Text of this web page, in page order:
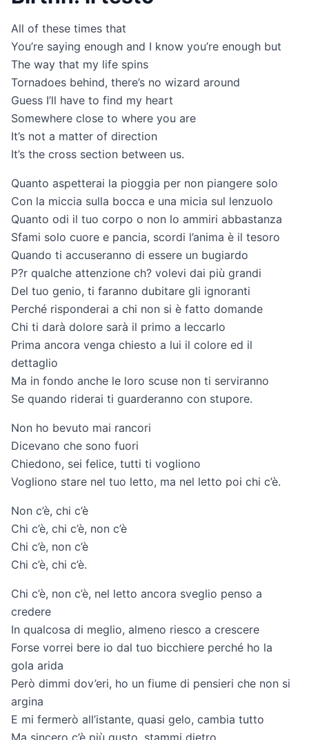
All of these times that
You’re saying enough and I know you’re enough but
The way that my life spins
Tornadoes behind, there’s no wizard around
Guess I’ll have to find my heart
Somewhere close to where you are
It’s not a matter of direction
It’s the cross section between us.
Quanto aspetterai la pioggia per non piangere solo
Con la miccia sulla bocca e una micia sul lenzuolo
Quanto odi il tuo corpo o non lo ammiri abbastanza
Sfami solo cuore e pancia, scordi l’anima è il tesoro
Quando ti accuseranno di essere un bugiardo
P?r qualche attenzione ch? volevi dai più grandi
Del tuo genio, ti faranno dubitare gli ignoranti
Perché risponderai a chi non si è fatto domande
Chi ti darà dolore sarà il primo a leccarlo
Prima ancora venga chiesto a lui il colore ed il
dettaglio
Ma in fondo anche le loro scuse non ti serviranno
Se quando riderai ti guarderanno con stupore.
Non ho bevuto mai rancori
Dicevano che sono fuori
Chiedono, sei felice, tutti ti vogliono
Vogliono stare nel tuo letto, ma nel letto poi chi c’è.
Non c’è, chi c’è
Chi c’è, chi c’è, non c’è
Chi c’è, non c’è
Chi c’è, chi c’è.
Chi c’è, non c’è, nel letto ancora sveglio penso a
credere
In qualcosa di meglio, almeno riesco a crescere
Forse vorrei bere io dal tuo bicchiere perché ho la
gola arida
Però dimmi dov’eri, ho un fiume di pensieri che non si
argina
E mi fermerò all’istante, quasi gelo, cambia tutto